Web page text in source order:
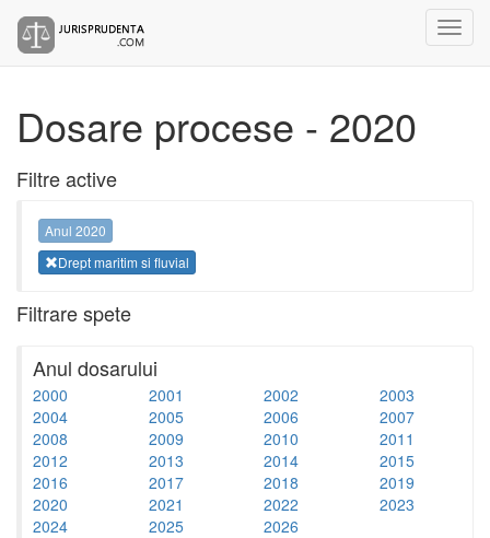
Dosare procese - 2020
Filtre active
Anul 2020
Drept maritim si fluvial
Filtrare spete
Anul dosarului
2000 2001 2002
2003
2004
2005 2006
2007
2008
2009 2010
2011
2012
2013 2014
2015
2016
2017 2018
2019
2020
2021 2022
2023
2024
2025 2026